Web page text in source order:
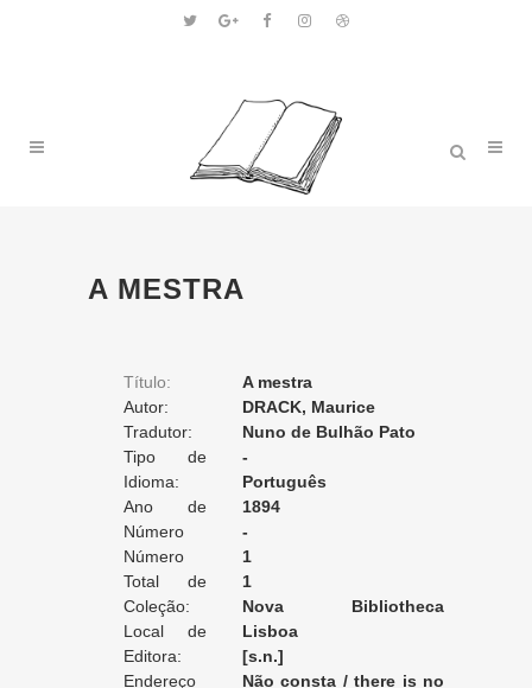
A MESTRA
Título:
A mestra
Autor:
DRACK, Maurice
Tradutor:
Nuno de Bulhão Pato
Tipo de
Tradução:
-
Idioma:
Português
Ano de
Edição:
1894
Número
da Edição:
-
Número
do Volume:
1
Total de
Volumes:
1
Coleção:
Nova Bibliotheca
Economica: leitura para
todos
Local de
Edição:
Lisboa
Editora:
[s.n.]
Endereço
Não consta / there is no